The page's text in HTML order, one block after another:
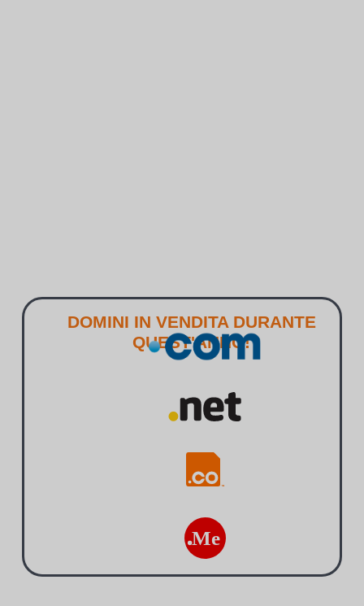
DOMINI IN VENDITA DURANTE
QUEST'ANNO!